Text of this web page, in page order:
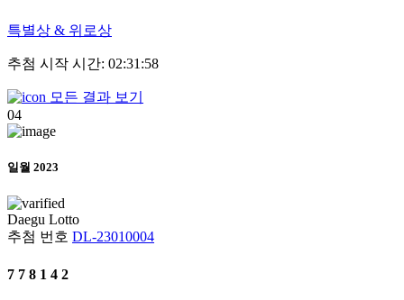
특별상 & 위로상
추첨 시작 시간: 02:31:58
모든 결과 보기
04
일월 2023
Daegu Lotto
추첨 번호 DL-23010004
7 7 8 1 4 2